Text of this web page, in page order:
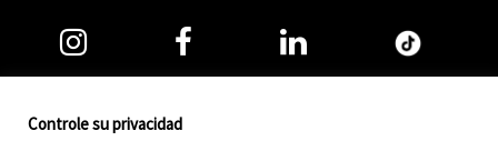
Controle su privacidad